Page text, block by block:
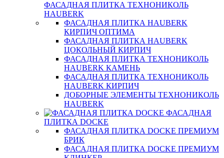
ФАСАДНАЯ ПЛИТКА ТЕХНОНИКОЛЬ
HAUBERK
ФАСАДНАЯ ПЛИТКА HAUBERK
КИРПИЧ ОПТИМА
ФАСАДНАЯ ПЛИТКА HAUBERK
ЦОКОЛЬНЫЙ КИРПИЧ
ФАСАДНАЯ ПЛИТКА ТЕХНОНИКОЛЬ
HAUBERK КАМЕНЬ
ФАСАДНАЯ ПЛИТКА ТЕХНОНИКОЛЬ
HAUBERK КИРПИЧ
ДОБОРНЫЕ ЭЛЕМЕНТЫ ТЕХНОНИКОЛЬ
HAUBERK
ФАСАДНАЯ
ПЛИТКА DOCKE
ФАСАДНАЯ ПЛИТКА DOCKE ПРЕМИУМ
БРИК
ФАСАДНАЯ ПЛИТКА DOCKE ПРЕМИУМ